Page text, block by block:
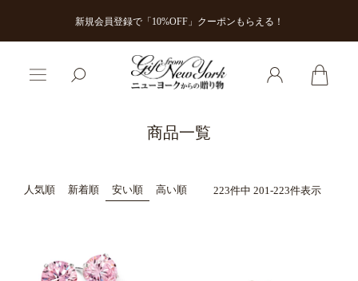
新規会員登録で「10%OFF」クーポンもらえる！
商品一覧
人気順 新着順 安い順 高い順 223件中 201 -223件表示